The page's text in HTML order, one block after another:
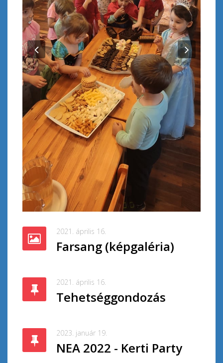
Previous Next
2021. április 16.
Farsang (képgaléria)
2021. április 16.
Tehetséggondozás
2023. január 19.
NEA 2022 - Kerti Party